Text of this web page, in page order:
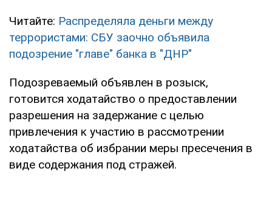
Читайте: Распределяла деньги между
террористами: СБУ заочно объявила
подозрение "главе" банка в "ДНР"
Подозреваемый объявлен в розыск,
готовится ходатайство о предоставлении
разрешения на задержание с целью
привлечения к участию в рассмотрении
ходатайства об избрании меры пресечения в
виде содержания под стражей.